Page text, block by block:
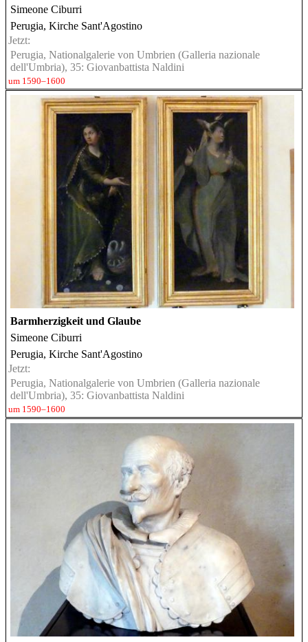
Simeone Ciburri
Perugia, Kirche Sant'Agostino
Jetzt:
Perugia, Nationalgalerie von Umbrien (Galleria nazionale
dell'Umbria), 35: Giovanbattista Naldini
um 1590–1600
Barmherzigkeit und Glaube
Simeone Ciburri
Perugia, Kirche Sant'Agostino
Jetzt:
Perugia, Nationalgalerie von Umbrien (Galleria nazionale
dell'Umbria), 35: Giovanbattista Naldini
um 1590–1600